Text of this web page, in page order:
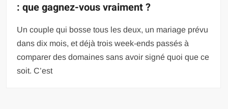
: que gagnez-vous vraiment ?
Un couple qui bosse tous les deux, un mariage prévu
dans dix mois, et déjà trois week-ends passés à
comparer des domaines sans avoir signé quoi que ce
soit. C’est